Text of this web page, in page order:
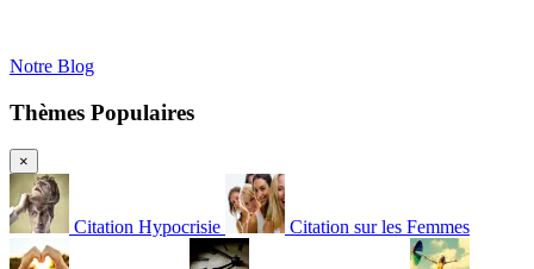
Notre Blog
Thèmes Populaires
×
Citation Hypocrisie Citation sur les Femmes